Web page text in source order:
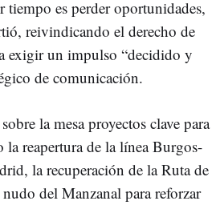
tiempo es perder oportunidades,
reivindicando el derecho de
exigir un impulso “decidido y
de comunicación.
la mesa proyectos clave para
reapertura de la línea Burgos-
la recuperación de la Ruta de
del Manzanal para reforzar